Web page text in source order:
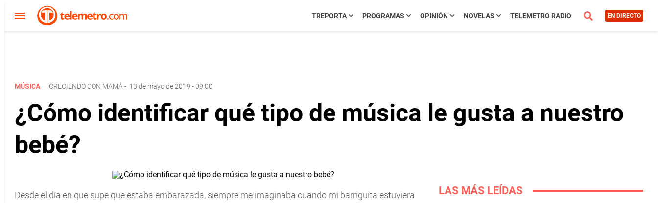
TREPORTA PROGRAMAS OPINIÓN NOVELAS TELEMETRO RADIO EN DIRECTO
MÚSICA CRECIENDO CON MAMÁ - 13 de mayo de 2019 - 09:00
¿Cómo identificar qué tipo de música le gusta a nuestro
bebé?
Desde el día en que supe que estaba embarazada, siempre me imaginaba cuando mi barriguita estuviera
LAS MÁS LEÍDAS